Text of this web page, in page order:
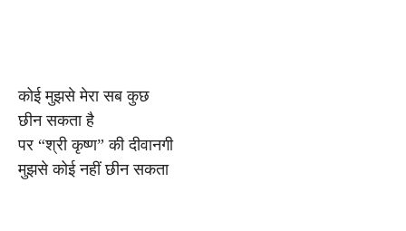
कोई मुझसे मेरा सब कुछ
छीन सकता है
पर “श्री कृष्ण” की दीवानगी
मुझसे कोई नहीं छीन सकता